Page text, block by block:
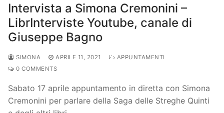
Intervista a Simona Cremonini –
LibrInterviste Youtube, canale di
Giuseppe Bagno
SIMONA APRILE 11, 2021
APPUNTAMENTI
0 COMMENTS
Sabato 17 aprile appuntamento in diretta con Simona
Cremonini per parlare della Saga delle Streghe Quinti